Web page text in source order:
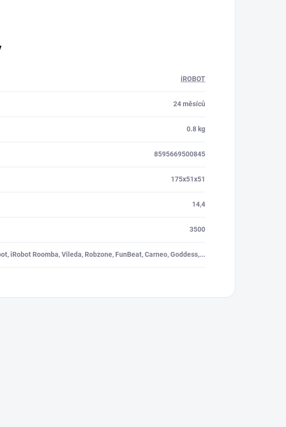
iROBOT
24 měsíců
0.8 kg
8595669500845
175x51x51
14,4
3500
iRobot Roomba, Vileda, Robzone, FunBeat, Carneo, Goddess,...